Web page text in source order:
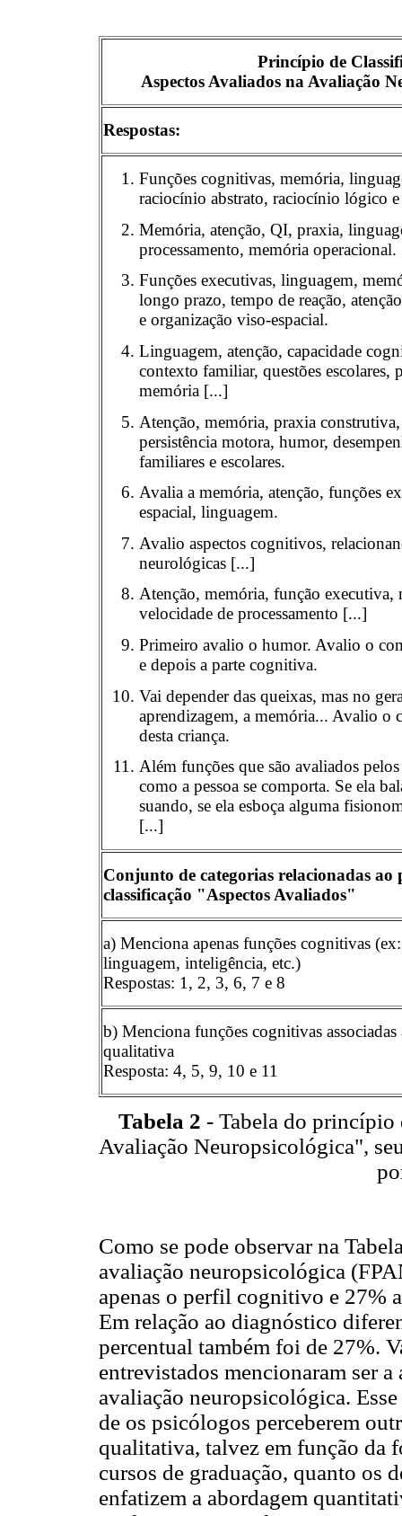
Princípio de
Aspectos Avaliados na Avaliação
Respostas:
Funções cognitivas, memória,
raciocínio abstrato, raciocínio lógico
Memória, atenção, QI, praxia,
processamento, memória operacional.
Funções executivas, linguagem,
longo prazo, tempo de reação,
e organização viso-espacial.
Linguagem, atenção, capacidade
contexto familiar, questões escolares,
memória [...]
Atenção, memória, praxia
persistência motora, humor,
familiares e escolares.
Avalia a memória, atenção, funções
espacial, linguagem.
Avalio aspectos cognitivos,
neurológicas [...]
Atenção, memória, função executiva,
velocidade de processamento [...]
Primeiro avalio o humor. Avalio o
e depois a parte cognitiva.
Vai depender das queixas, mas no
aprendizagem, a memória... Avalio o
desta criança.
Além funções que são avaliados
como a pessoa se comporta. Se ela
suando, se ela esboça alguma
[...]
Conjunto de categorias relacionadas ao
classificação "Aspectos Avaliados"
a) Menciona apenas funções cognitivas
linguagem, inteligência, etc.)
Respostas: 1, 2, 3, 6, 7 e 8
b) Menciona funções cognitivas associadas
qualitativa
Resposta: 4, 5, 9, 10 e 11
Tabela 2 - Tabela do princípio
Avaliação Neuropsicológica",
Como se pode observar na
avaliação neuropsicológica
apenas o perfil cognitivo e 27%
Em relação ao diagnóstico
percentual também foi de 27%.
entrevistados mencionaram ser
avaliação neuropsicológica.
de os psicólogos perceberem
qualitativa, talvez em função da
cursos de graduação, quanto os
enfatizem a abordagem